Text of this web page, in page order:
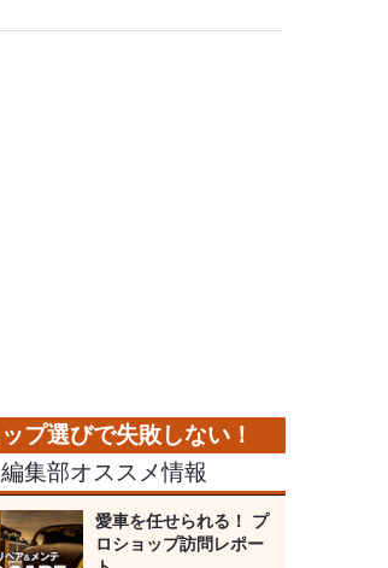
編集部オススメ情報
愛車を任せられる！ プ
ロショップ訪問レポー